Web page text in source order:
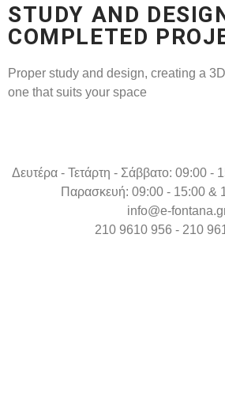
STUDY AND
COMPLETED
Proper study and design, creating a
one that suits your space
Δευτέρα - Τετάρτη - Σάββατο: 09:00 -
Παρασκευή: 09:00 - 15:00 &
info@e-
210 9610 956 - 210